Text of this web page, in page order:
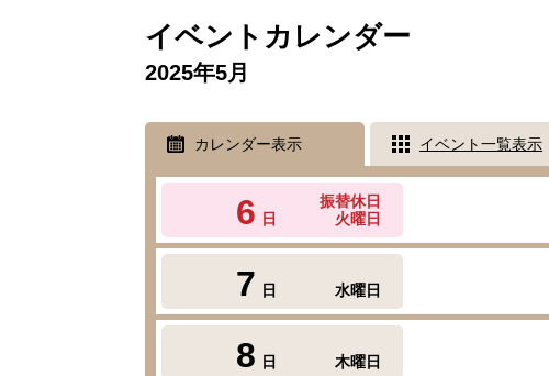
イベントカレンダー
2025年5月
カレンダー表示 イベント一覧表示
6 日
振替休日
火曜日
7 日 水曜日
8 日 木曜日